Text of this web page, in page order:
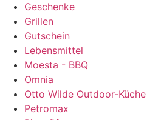
Geschenke
Grillen
Gutschein
Lebensmittel
Moesta - BBQ
Omnia
Otto Wilde Outdoor-Küche
Petromax